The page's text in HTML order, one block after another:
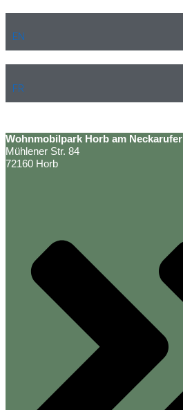
EN
FR
Wohnmobilpark Horb am Neckarufer
Mühlener Str. 84
72160 Horb